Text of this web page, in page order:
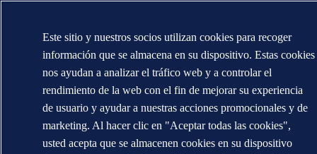
Este sitio y nuestros socios utilizan cookies para recoger
información que se almacena en su dispositivo. Estas cookies
nos ayudan a analizar el tráfico web y a controlar el
rendimiento de la web con el fin de mejorar su experiencia
de usuario y ayudar a nuestras acciones promocionales y de
marketing. Al hacer clic en "Aceptar todas las cookies",
usted acepta que se almacenen cookies en su dispositivo